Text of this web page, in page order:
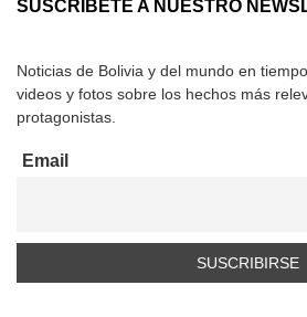
SUSCRÍBETE A NUESTRO
Noticias de Bolivia y del mundo en
videos y fotos sobre los hechos más
protagonistas.
Email